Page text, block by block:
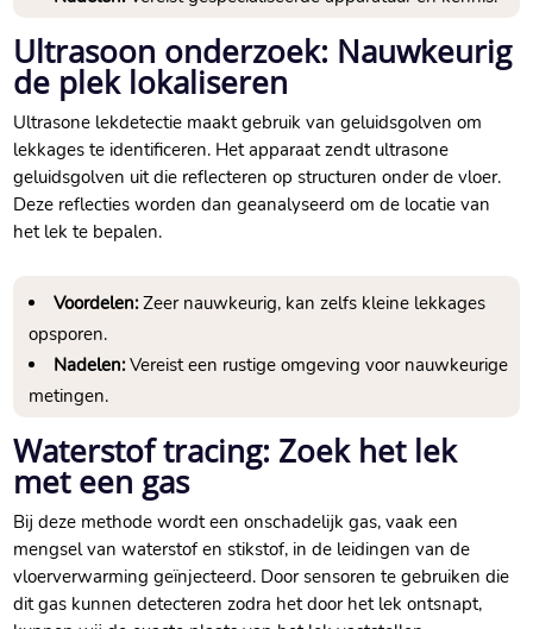
Ultrasoon onderzoek: Nauwkeurig
de plek lokaliseren
Ultrasone lekdetectie maakt gebruik van geluidsgolven om
lekkages te identificeren.​ Het apparaat zendt ultrasone
geluidsgolven uit die reflecteren op structuren onder de vloer.​
Deze reflecties worden dan geanalyseerd om de locatie van
het lek te bepalen.​
Voordelen:Zeer nauwkeurig, kan zelfs kleine lekkages
opsporen.​
Nadelen:Vereist een rustige omgeving voor nauwkeurige
metingen.​
Waterstof tracing: Zoek het lek
met een gas
Bij deze methode wordt een onschadelijk gas, vaak een
mengsel van waterstof en stikstof, in de leidingen van de
vloerverwarming geïnjecteerd.​ Door sensoren te gebruiken die
dit gas kunnen detecteren zodra het door het lek ontsnapt,